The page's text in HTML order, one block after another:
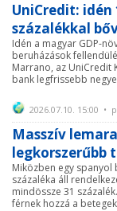
UniCredit: idén
százalékkal
Idén a magyar GDP-
beruházások
Marrano, az UniCredit
bank legfrissebb
2026.07.10. 15:00 •
Masszív
legkorszerűbb
Miközben egy
százaléka áll
mindössze 31
férnek hozzá a